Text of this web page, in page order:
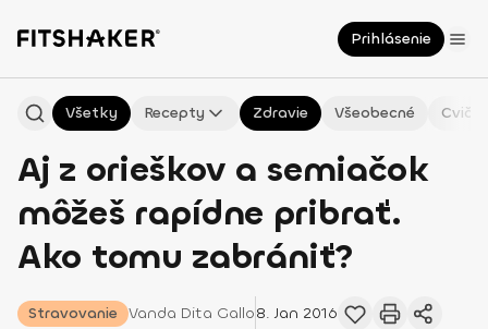
Prihlásenie
Všetky Recepty Zdravie Všeobecné
Aj z orieškov a semiačok
môžeš rapídne pribrať.
Ako tomu zabrániť?
Stravovanie Vanda Dita Gallo8. Jan 2016